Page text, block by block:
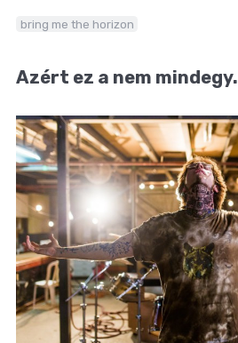
MÁSVILÁG
BLOG
bring me the horizon
Azért ez a nem mindegy.